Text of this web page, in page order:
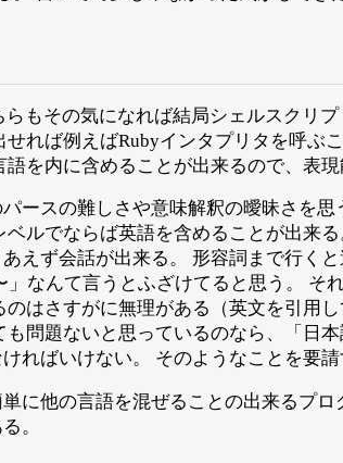
らもその気になれば結局シェルスクリ
れば例えばRubyインタプリタを呼ぶ
を内に含めることが出来るので、表現
ースの難しさや意味解釈の曖昧さを
ルでならば英語を含めることが出来
えず会話が出来る。 形容詞まで行く
」なんて言うとふざけてると思う。 そ
のはさすがに無理がある（英文を引用
問題ないと思っているのなら、「日
ればいけない。 そのようなことを要請
に他の言語を混ぜることの出来るプ
。